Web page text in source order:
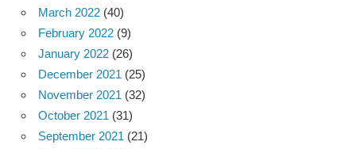
March 2022 (40)
February 2022 (9)
January 2022 (26)
December 2021 (25)
November 2021 (32)
October 2021 (31)
September 2021 (21)